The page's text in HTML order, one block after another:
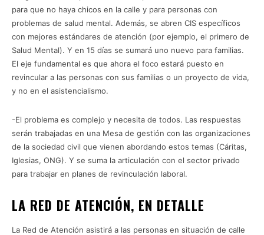
para que no haya chicos en la calle y para personas con
problemas de salud mental. Además, se abren CIS específicos
con mejores estándares de atención (por ejemplo, el primero de
Salud Mental). Y en 15 días se sumará uno nuevo para familias.
El eje fundamental es que ahora el foco estará puesto en
revincular a las personas con sus familias o un proyecto de vida,
y no en el asistencialismo.
-El problema es complejo y necesita de todos. Las respuestas
serán trabajadas en una Mesa de gestión con las organizaciones
de la sociedad civil que vienen abordando estos temas (Cáritas,
Iglesias, ONG). Y se suma la articulación con el sector privado
para trabajar en planes de revinculación laboral.
LA RED DE ATENCIÓN, EN DETALLE
La Red de Atención asistirá a las personas en situación de calle